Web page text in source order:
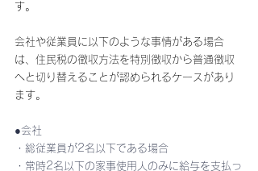
す。
会社や従業員に以下のような事情がある場合
は、住民税の徴収方法を特別徴収から普通徴収
へと切り替えることが認められるケースがあり
ます。
●会社
・総従業員が2名以下である場合
・常時2名以下の家事使用人のみに給与を支払っ